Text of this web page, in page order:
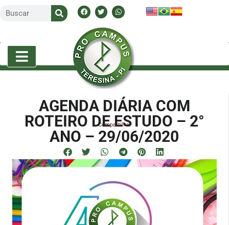
AGENDA DIÁRIA COM
ROTEIRO DE ESTUDO – 2°
ANO – 29/06/2020
Compartilhe!